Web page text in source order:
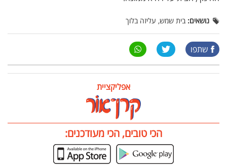
נושאים: בית שמש, עליזה בלוך
שתפו
אפליקציית
הכי טובים, הכי מעודכנים: